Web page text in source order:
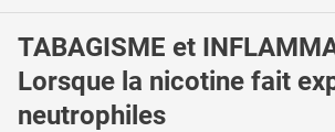
TABAGISME et
Lorsque la nicotine fait
neutrophiles